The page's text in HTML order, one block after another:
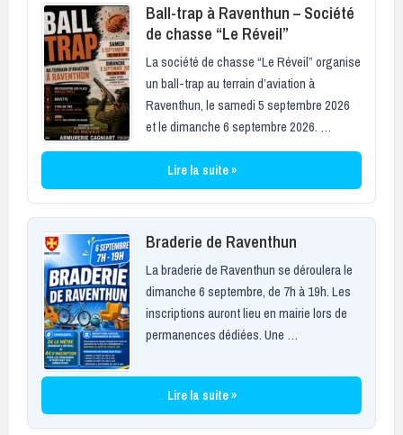
Ball-trap à Raventhun – Société
de chasse “Le Réveil”
La société de chasse “Le Réveil” organise
un ball-trap au terrain d’aviation à
Raventhun, le samedi 5 septembre 2026
et le dimanche 6 septembre 2026. …
Lire la suite »
Braderie de Raventhun
La braderie de Raventhun se déroulera le
dimanche 6 septembre, de 7h à 19h. Les
inscriptions auront lieu en mairie lors de
permanences dédiées. Une …
Lire la suite »